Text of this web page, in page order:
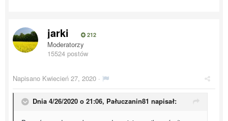
jarki 212
Moderatorzy
15524 postów
Napisano Kwiecień 27, 2020 ·
Dnia 4/26/2020 o 21:06, Pałuczanin81 napisał: